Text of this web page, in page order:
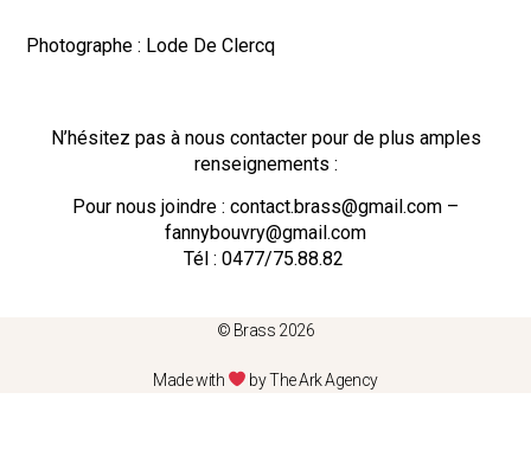
Photographe : Lode De Clercq
N’hésitez pas à nous contacter pour de plus amples
renseignements :
Pour nous joindre : contact.brass@gmail.com –
fannybouvry@gmail.com
Tél : 0477/75.88.82
© Brass 2026
Made with by The Ark Agency